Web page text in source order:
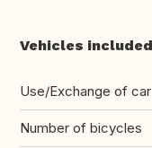
Vehicles
Use/Exchange of car
Number of bicycles